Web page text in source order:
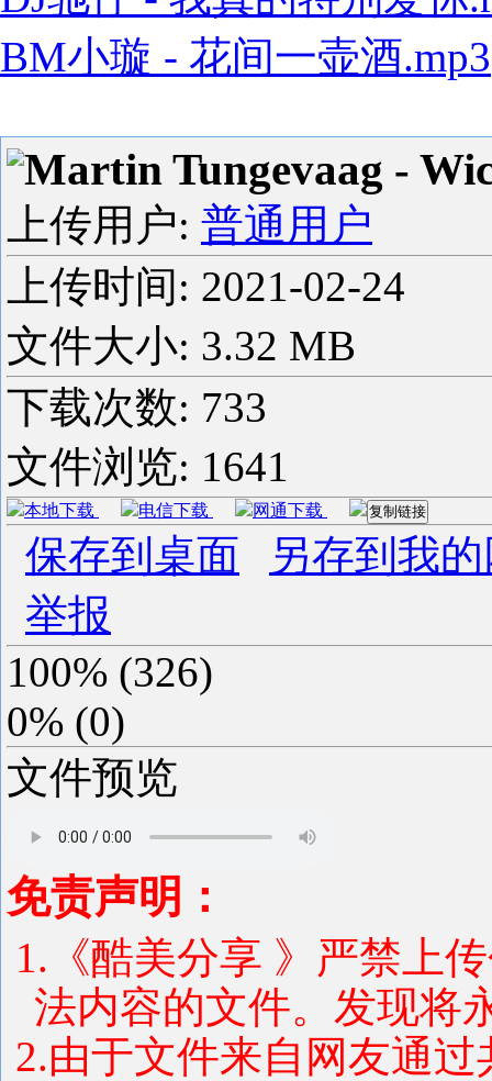
BM小璇 - 花间一壶酒.mp3
Martin Tungevaag -
上传用户: 普通用户
上传时间: 2021-02-24
文件大小: 3.32 MB
下载次数: 733
文件浏览: 1641
本地下载 电信下载 网通下载 复制链接
保存到桌面
另存到我
举报
100% (326)
0% (0)
文件预览
免责声明：
1.《酷美分享 》严禁上
法内容的文件。发现将
2.由于文件来自网友通